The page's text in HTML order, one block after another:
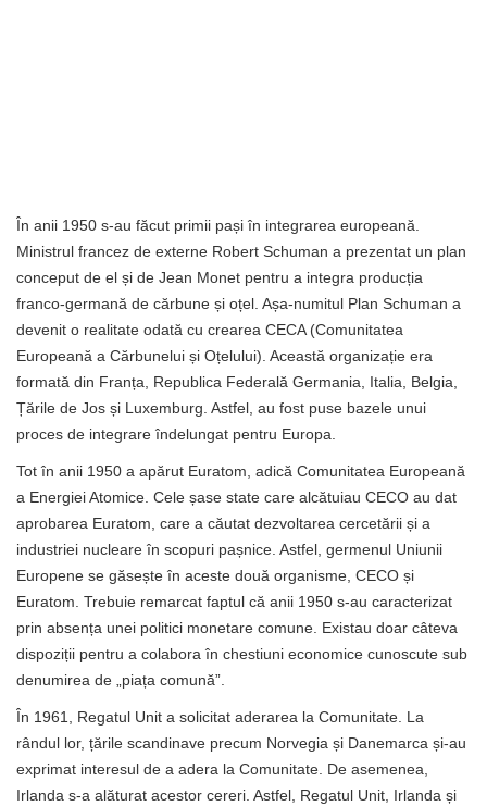
În anii 1950 s-au făcut primii pași în integrarea europeană.
Ministrul francez de externe Robert Schuman a prezentat un plan
conceput de el și de Jean Monet pentru a integra producția
franco-germană de cărbune și oțel. Așa-numitul Plan Schuman a
devenit o realitate odată cu crearea CECA (Comunitatea
Europeană a Cărbunelui și Oțelului). Această organizație era
formată din Franța, Republica Federală Germania, Italia, Belgia,
Țările de Jos și Luxemburg. Astfel, au fost puse bazele unui
proces de integrare îndelungat pentru Europa.
Tot în anii 1950 a apărut Euratom, adică Comunitatea Europeană
a Energiei Atomice. Cele șase state care alcătuiau CECO au dat
aprobarea Euratom, care a căutat dezvoltarea cercetării și a
industriei nucleare în scopuri pașnice. Astfel, germenul Uniunii
Europene se găsește în aceste două organisme, CECO și
Euratom. Trebuie remarcat faptul că anii 1950 s-au caracterizat
prin absența unei politici monetare comune. Existau doar câteva
dispoziții pentru a colabora în chestiuni economice cunoscute sub
denumirea de „piața comună”.
În 1961, Regatul Unit a solicitat aderarea la Comunitate. La
rândul lor, țările scandinave precum Norvegia și Danemarca și-au
exprimat interesul de a adera la Comunitate. De asemenea,
Irlanda s-a alăturat acestor cereri. Astfel, Regatul Unit, Irlanda și